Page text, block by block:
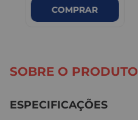
COMPRAR
SOBRE O PRODUTO
ESPECIFICAÇÕES